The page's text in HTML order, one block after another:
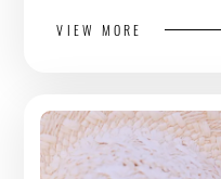
VIEW MORE